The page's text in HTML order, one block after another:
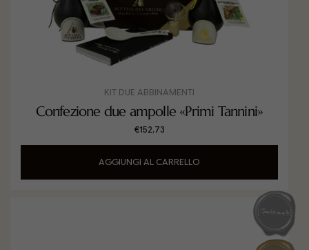
KIT DUE ABBINAMENTI
Confezione due ampolle «Primi Tannini»
€152,73
AGGIUNGI AL CARRELLO